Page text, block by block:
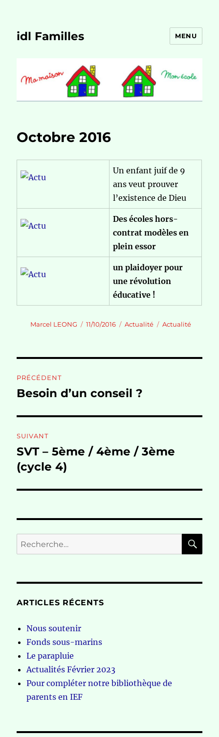
idl Familles MENU
Octobre 2016
Un enfant juif de 9
ans veut prouver
l’existence de Dieu
Des écoles hors-
contrat modèles en
plein essor
un plaidoyer pour
une révolution
éducative !
Auteur
Marcel LEONG
Publié
11/10/2016 Catégories
Actualité Étiquettes
Actualité
de
PRÉCÉDENT
Publication
Besoin d’un conseil ?
SUIVANT
Publication
suivante :
SVT – 5ème / 4ème / 3ème
(cycle 4)
Recherche
pour :
ARTICLES RÉCENTS
Nous soutenir
Fonds sous-marins
Le parapluie
Actualités Février 2023
Pour compléter notre bibliothèque de
parents en IEF